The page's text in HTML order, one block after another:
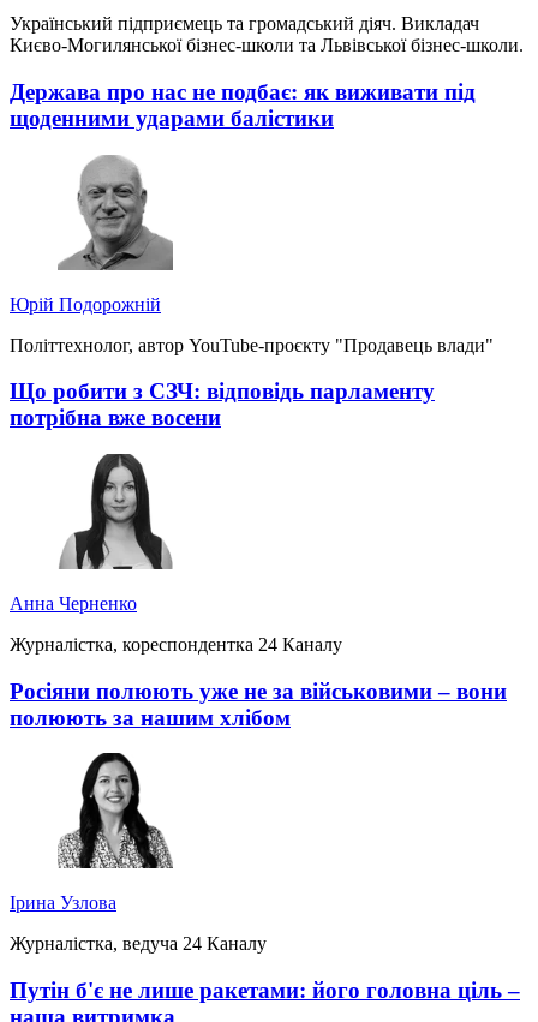
Український підприємець та громадський діяч. Викладач
Києво-Могилянської бізнес-школи та Львівської бізнес-школи.
Держава про нас не подбає: як виживати під
щоденними ударами балістики
Юрій Подорожній
Політтехнолог, автор YouTube-проєкту "Продавець влади"
Що робити з СЗЧ: відповідь парламенту
потрібна вже восени
Анна Черненко
Журналістка, кореспондентка 24 Каналу
Росіяни полюють уже не за військовими – вони
полюють за нашим хлібом
Ірина Узлова
Журналістка, ведуча 24 Каналу
Путін б'є не лише ракетами: його головна ціль –
наша витримка